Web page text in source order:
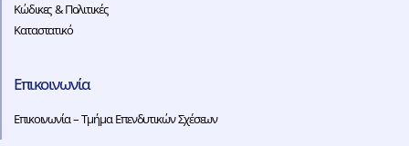
Κώδικες & Πολιτικές
Καταστατικό
Επικοινωνία
Επικοινωνία – Τμήμα Επενδυτικών Σχέσεων